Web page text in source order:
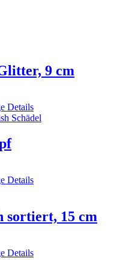
9 cm
Details
Details
sortiert, 15 cm
Details